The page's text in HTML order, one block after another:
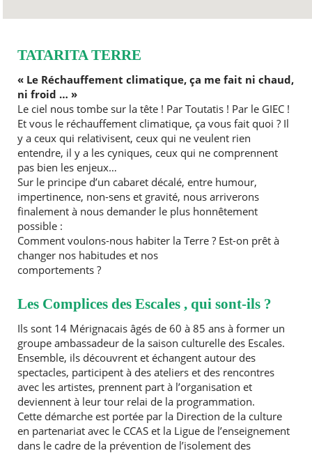
TATARITA TERRE
« Le Réchauffement climatique, ça me fait ni chaud,
ni froid … »
Le ciel nous tombe sur la tête ! Par Toutatis ! Par le GIEC !
Et vous le réchauffement climatique, ça vous fait quoi ? Il
y a ceux qui relativisent, ceux qui ne veulent rien
entendre, il y a les cyniques, ceux qui ne comprennent
pas bien les enjeux…
Sur le principe d’un cabaret décalé, entre humour,
impertinence, non-sens et gravité, nous arriverons
finalement à nous demander le plus honnêtement
possible :
Comment voulons-nous habiter la Terre ? Est-on prêt à
changer nos habitudes et nos
comportements ?
Les Complices des Escales , qui sont-ils ?
Ils sont 14 Mérignacais âgés de 60 à 85 ans à former un
groupe ambassadeur de la saison culturelle des Escales.
Ensemble, ils découvrent et échangent autour des
spectacles, participent à des ateliers et des rencontres
avec les artistes, prennent part à l’organisation et
deviennent à leur tour relai de la programmation.
Cette démarche est portée par la Direction de la culture
en partenariat avec le CCAS et la Ligue de l’enseignement
dans le cadre de la prévention de l’isolement des